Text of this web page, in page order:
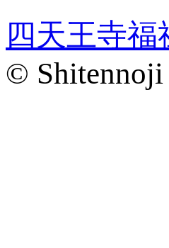
四天王寺福
©